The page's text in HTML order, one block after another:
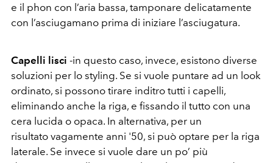
e il phon con l’aria bassa, tamponare delicatamente
con l’asciugamano prima di iniziare l’asciugatura.
Capelli lisci -in questo caso, invece, esistono diverse
soluzioni per lo styling. Se si vuole puntare ad un look
ordinato, si possono tirare inditro tutti i capelli,
eliminando anche la riga, e fissando il tutto con una
cera lucida o opaca. In alternativa, per un
risultato vagamente anni '50, si può optare per la riga
laterale. Se invece si vuole dare un po’ più